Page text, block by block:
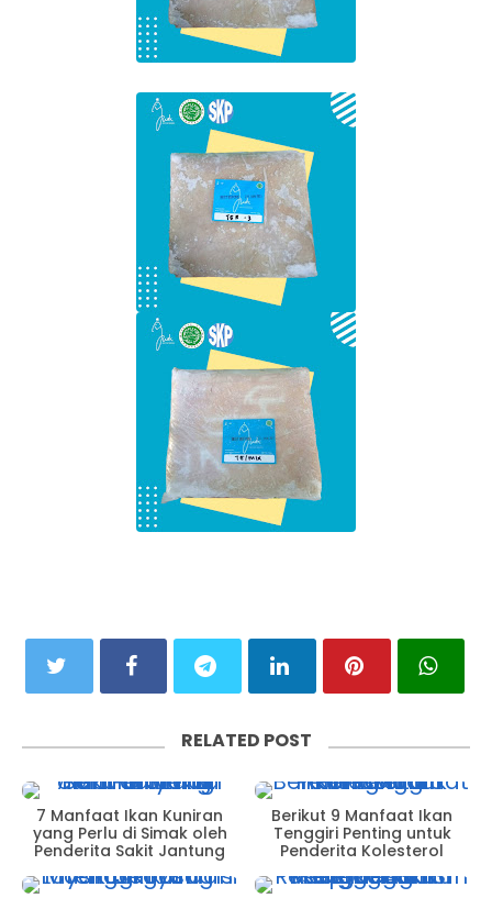
RELATED POST
7 Manfaat Ikan Kuniran
yang Perlu di Simak oleh
Penderita Sakit Jantung
Berikut 9 Manfaat Ikan
Tenggiri Penting untuk
Penderita Kolesterol